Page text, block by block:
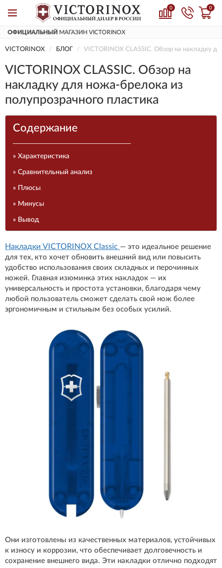
0 0
ДОСТАВИМ
VICTORINOX БЛОГ VICTORINOX CLASSIC. Обзор на накладку
VICTORINOX CLASSIC. Обзор на
накладку для ножа-брелока из
полупрозрачного пластика
Содержание
» Характеристика
» Сравнительный анализ
» Плюсы
» Минусы
» Вывод
Накладки VICTORINOX Classic — это идеальное решение
для тех, кто хочет обновить внешний вид или повысить
удобство использования своих складных и перочинных
ножей. Главная изюминка этих накладок — их
универсальность и простота установки, благодаря чему
любой пользователь сможет сделать свой нож более
эргономичным и стильным без особых усилий.
Они изготовлены из качественных материалов, устойчивых
к износу и коррозии, что обеспечивает долговечность и
сохранение внешнего вида. Эти накладки отлично подходят